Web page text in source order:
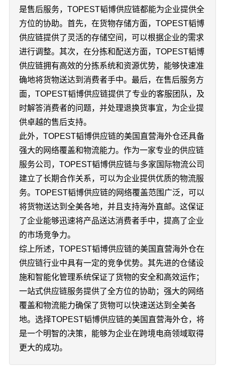
是售后服务，TOPEST韬博供应链都能为企业提供全
方位的协助。首先，在货物存储方面，TOPEST韬博
供应链提供了灵活的存储空间，可以根据企业的需求
进行调整。其次，在分拣和配送方面，TOPEST韬博
供应链拥有高效的分拣系统和资源优势，能够快速准
确地将货物送达到消费者手中。最后，在售后服务方
面，TOPEST韬博供应链提供了专业的客服团队，及
时解答消费者的问题，并处理退换货事宜，为企业提
供卓越的售后支持。
此外，TOPEST韬博供应链的美国直营海外仓还具备
强大的网络覆盖和物流能力。作为一家专业的供应链
服务公司，TOPEST韬博供应链与多家国际物流公司
建立了长期合作关系，可以为企业提供优质的物流服
务。TOPEST韬博供应链的网络覆盖范围广泛，可以
将货物送达到全美各地，并且支持海外直邮。这保证
了企业能够迅速将产品送达消费者手中，提高了企业
的市场竞争力。
综上所述，TOPEST韬博供应链的美国直营海外仓在
供应链行业中具有一定的竞争优势。其先进的仓储设
施和智能化管理系统保证了货物的安全和高效运作；
一站式供应链服务提供了全方位的协助；强大的网络
覆盖和物流能力确保了货物可以快速送达到全美各
地。选择TOPEST韬博供应链的美国直营海外仓，将
是一个明智的决策，能够为企业在跨境电商领域取得
更大的成功。